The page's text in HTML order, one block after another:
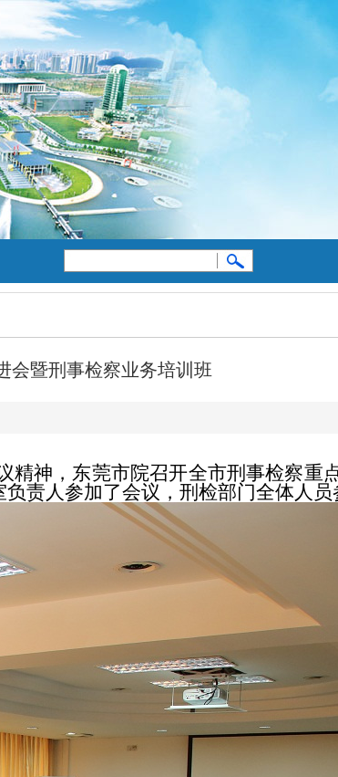
暨刑事检察业务培训班
神，东莞市院召开全市刑事检察重
责人参加了会议，刑检部门全体人